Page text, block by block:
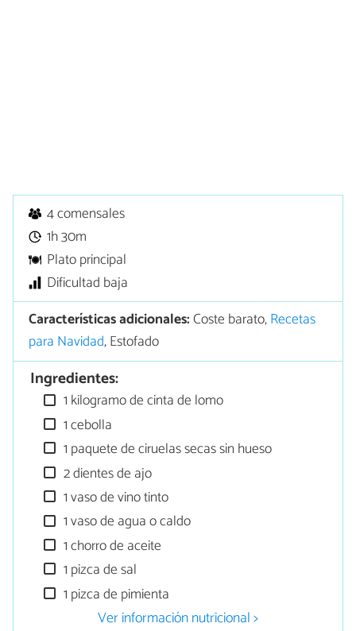
4 comensales
1h 30m
Plato principal
Dificultad baja
Características adicionales:Coste barato,Recetas
para Navidad, Estofado
Ingredientes:
1 kilogramo de cinta de lomo
1 cebolla
1 paquete de ciruelas secas sin hueso
2 dientes de ajo
1 vaso de vino tinto
1 vaso de agua o caldo
1 chorro de aceite
1 pizca de sal
1 pizca de pimienta
Ver información nutricional >